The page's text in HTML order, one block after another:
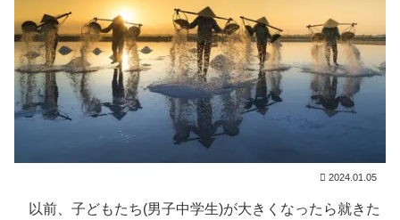
2024.01.05
以前、子どもたち(男子中学生)が大きくなったら就きた